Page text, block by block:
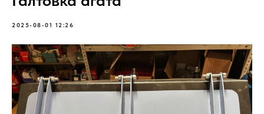
2025-08-01 12:26